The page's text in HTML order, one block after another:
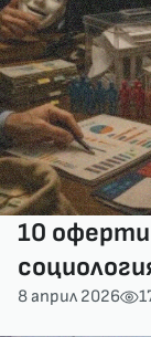
10 оферти
8 април 2026